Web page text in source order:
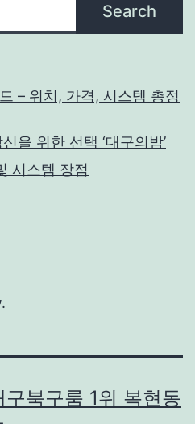
Search
– 위치, 가격, 시스템 총정
을 위한 선택 ‘대구의밤’
시스템 장점
구북구룸 1위 복현동